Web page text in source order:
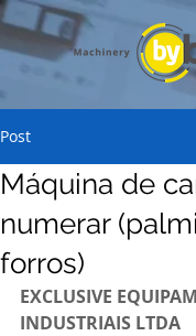
Post
Máquina de
numerar
forros)
EXCLUSIVE
INDUSTRIAIS LTDA